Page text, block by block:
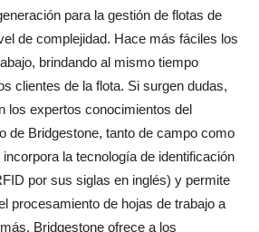
para la gestión de flotas de
de complejidad. Hace más fáciles los
brindando al mismo tiempo
clientes de la flota. Si surgen dudas,
los expertos conocimientos del
de Bridgestone, tanto de campo como
la tecnología de identificación
por sus siglas en inglés) y permite
procesamiento de hojas de trabajo a
Bridgestone ofrece a los